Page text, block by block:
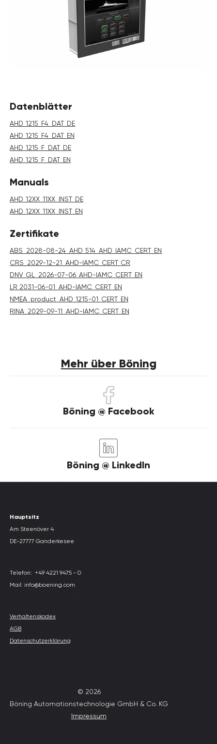
Datenblätter
AHD_1215_F4_DAT_DE
AHD_1215_F4_DAT_EN
AHD_1215_F_DAT_DE
AHD_1215_F_DAT_EN
Manuals
AHD_12XX_11XX_INST_DE
AHD_12XX_11XX_INST_EN
Zertifikate
ABS_2028-08-24_AHD_514_AHD_IAMC_CERT_EN
CRS_2029-12-21_AHD-IAMC_CERT_CR
DNV_GL_2026-07-06_AHD-IAMC_CERT_EN
LR 2031-06-01_AHD-IAMC_CERT_EN
NMEA_product_AHD_1215-01_CERT_EN
RINA_2029-09-11_AHD-IAMC_CERT_EN
Mehr über Böning
Böning @ Facebook
Böning @ LinkedIn
© 2026
Böning Automationstechnologie GmbH & Co. KG
Impressum
Hauptsitz
Am Steenöver 4
DE-27777 Ganderkesee
Telefon: +49 4221 9475 - 0
Mail: info@boening.com
Verhaltenskodex
AGB
Datenschutzerklärung